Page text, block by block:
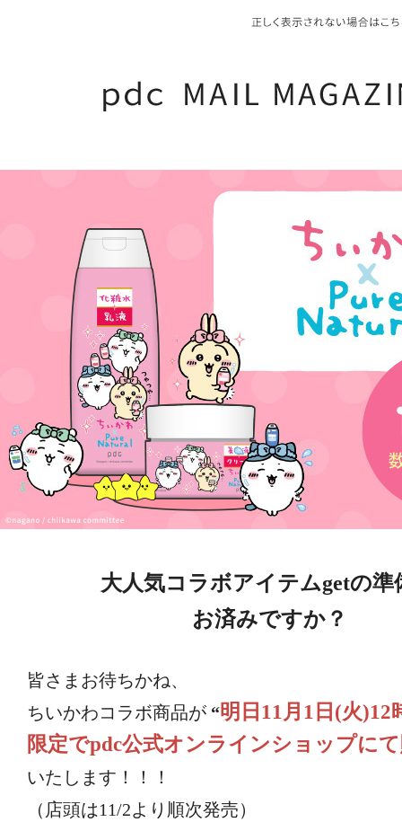
大人気コラボアイテムgetの準
お済みですか？
皆さまお待ちかね、
ちいかわコラボ商品が “明日11月1日(火)12
限定でpdc公式オンラインショップに
いたします！！！
（店頭は11/2より順次発売）